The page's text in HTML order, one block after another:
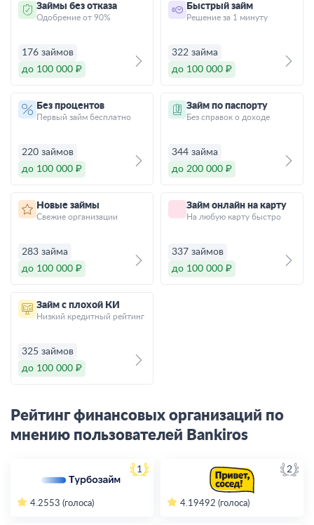
Займы без отказа
Одобрение от 90%
176 займов
до 100 000 ₽
Быстрый займ
Решение за 1 минуту
322 займа
до 100 000 ₽
Без процентов
Первый займ бесплатно
220 займов
до 100 000 ₽
Займ по паспорту
Без справок о доходе
344 займа
до 200 000 ₽
Новые займы
Свежие организации
283 займа
до 100 000 ₽
Займ онлайн на карту
На любую карту быстро
337 займов
до 100 000 ₽
Займ с плохой КИ
Низкий кредитный рейтинг
325 займов
до 100 000 ₽
Рейтинг финансовых организаций по
мнению пользователей Bankiros
1
4.2553 (голоса)
2
4.19492 (голоса)